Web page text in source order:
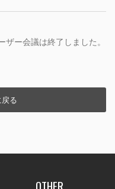
ー会議は終了しました。
る